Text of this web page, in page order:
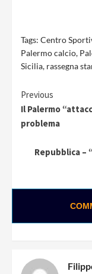
Tags: Centro
Palermo calcio,
Sicilia, rassegna
Continue
Reading
Previous
Il Palermo
problema
Repubblica –